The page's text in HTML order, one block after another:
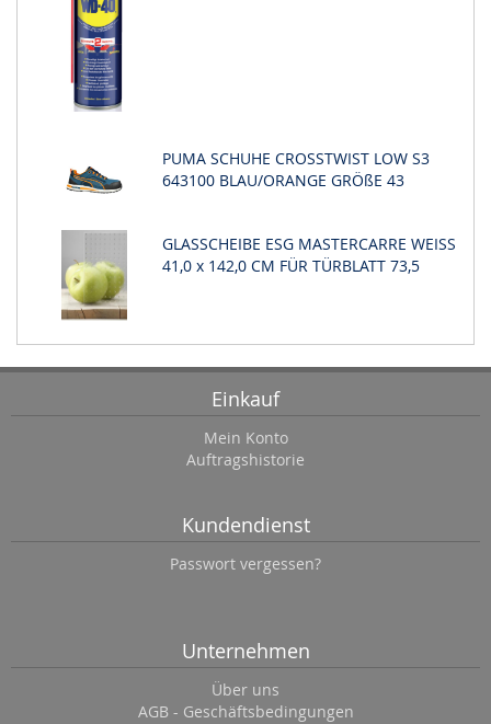
PUMA SCHUHE CROSSTWIST LOW S3
643100 BLAU/ORANGE GRÖßE 43
GLASSCHEIBE ESG MASTERCARRE WEISS
41,0 x 142,0 CM FÜR TÜRBLATT 73,5
Einkauf
Mein Konto
Auftragshistorie
Kundendienst
Passwort vergessen?
Unternehmen
Über uns
AGB - Geschäftsbedingungen